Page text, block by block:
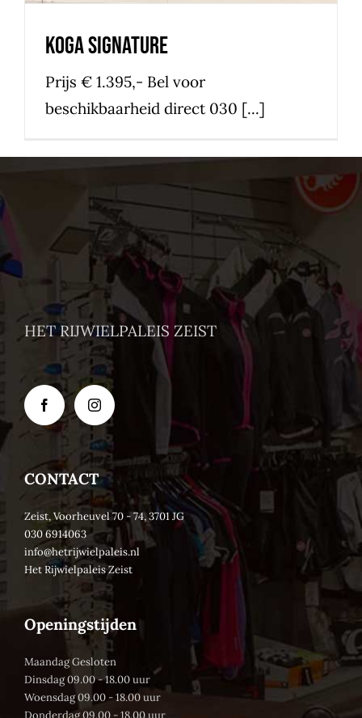
Koga signature
Prijs € 1.395,- Bel voor
beschikbaarheid direct 030 [...]
HET RIJWIELPALEIS ZEIST
CONTACT
Zeist, Voorheuvel 70 - 74, 3701 JG
030 6914063
info@hetrijwielpaleis.nl
Het Rijwielpaleis Zeist
Openingstijden
Maandag Gesloten
Dinsdag 09.00 - 18.00 uur
Woensdag 09.00 - 18.00 uur
Donderdag 09.00 - 18.00 uur